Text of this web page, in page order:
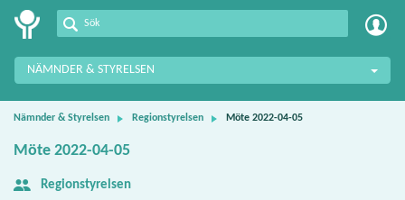
Meetings+
NÄMNDER & STYRELSEN
Nämnder & Styrelsen Regionstyrelsen Möte 2022-04-05
Möte 2022-04-05
Regionstyrelsen